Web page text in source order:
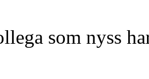
som nyss